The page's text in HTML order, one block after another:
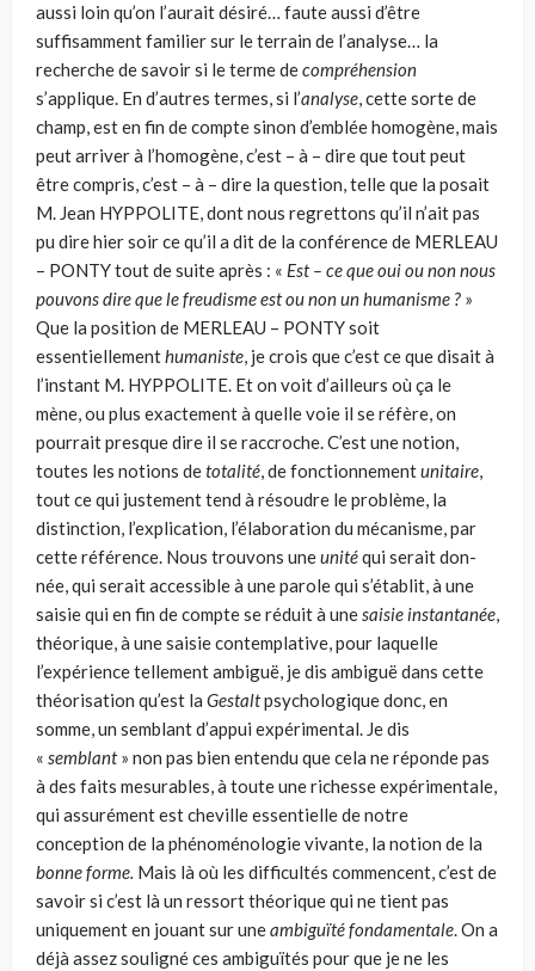
aussi loin qu’on l’aurait désiré… faute aussi d’être
suffisamment familier sur le terrain de l’analyse… la
recherche de savoir si le terme decompréhension
s’applique. En d’autres termes, si l’analyse, cette sorte de
champ, est en fin de compte sinon d’emblée homogène, mais
peut arriver à l’homogène, c’est – à – dire que tout peut
être compris, c’est – à – dire la question, telle que la posait
M. Jean HYPPOLITE, dont nous regrettons qu’il n’ait pas
pu dire hier soir ce qu’il a dit de la conférence de MERLEAU
– PONTY tout de suite après : « Est – ce que oui ou non nous
pouvons dire que le freudisme est ou non un humanisme ? »
Que la position de MERLEAU – PONTY soit
essentiellementhumaniste, je crois que c’est ce que disait à
l’instant M. HYPPOLITE. Et on voit d’ailleurs où ça le
mène, ou plus exactement à quelle voie il se réfère, on
pourrait presque dire il se raccroche. C’est une notion,
toutes les notions detotalité, de fonctionnementunitaire,
tout ce qui justement tend à résoudre le problème, la
distinction, l’explication, l’élabora­tion du mécanisme, par
cette référence. Nous trouvons uneunitéqui serait don­
née, qui serait accessible à une parole qui s’établit, à une
saisie qui en fin de compte se réduit à unesaisie instantanée,
théorique, à une saisie contemplative, pour laquelle
l’expérience tellement ambiguë, je dis ambiguë dans cette
théorisation qu’est la Gestaltpsychologique donc, en
somme, un semblant d’appui expérimental. Je dis
« semblant» non pas bien entendu que cela ne réponde pas
à des faits mesurables, à toute une richesse expérimentale,
qui assurément est che­ville essentielle de notre
conception de la phénoménologie vivante, la notion de la
bonne forme. Mais là où les difficultés commencent, c’est de
savoir si c’est là un ressort théorique qui ne tient pas
uniquement en jouant sur uneambiguïté fondamentale. On a
déjà assez souligné ces ambiguïtés pour que je ne les